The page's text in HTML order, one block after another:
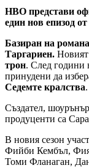
HBO представи
един нов епизод
Базиран на
Таргариен. Новият
трон. След години
принудени да
Седемте кралства.
Създател,
продуценти са
В новия сезон
Фийби Кембъл,
Томи Фланаган,